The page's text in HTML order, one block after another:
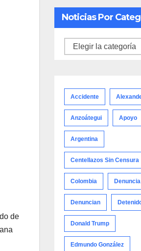
de
Noticias Por
Noticias
Accidente
Anzoátegui Apoyo
Argentina
Centellazos Sin Censura
Colombia Denuncia
Denuncian
Donald Trump
Edmundo González